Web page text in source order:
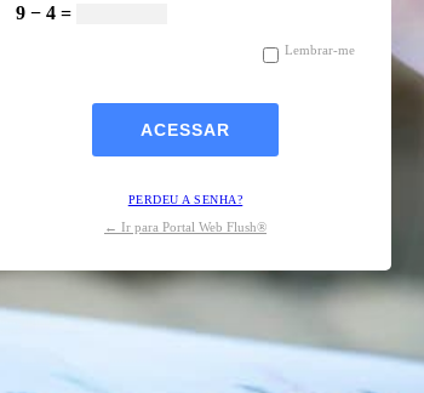
9 − 4 =
Lembrar-me
PERDEU A SENHA?
← Ir para Portal Web Flush®